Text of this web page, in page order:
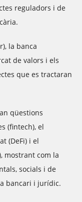
reguladors i de
la banca
de valors i els
que es tractaran
qüestions
(fintech), el
(DeFi) i el
mostrant com la
socials i de
bancari i jurídic.